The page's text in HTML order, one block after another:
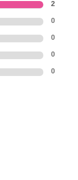
2
0
0
0
0